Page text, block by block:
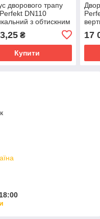
дворового трапу
Perfekt DN110
з обтискним
₴
Купити
17